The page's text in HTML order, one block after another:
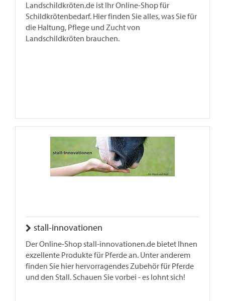
Landschildkröten.de ist Ihr Online-Shop für
Schildkrötenbedarf. Hier finden Sie alles, was Sie für
die Haltung, Pflege und Zucht von
Landschildkröten brauchen.
stall-innovationen
Der Online-Shop stall-innovationen.de bietet Ihnen
exzellente Produkte für Pferde an. Unter anderem
finden Sie hier hervorragendes Zubehör für Pferde
und den Stall. Schauen Sie vorbei - es lohnt sich!